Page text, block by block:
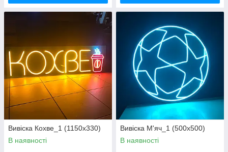
Вивіска Кохве_1 (1150х330)
В наявності
Вивіска М'яч_1 (500х500)
В наявності